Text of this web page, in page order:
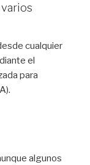
cualquier
el
para
algunos